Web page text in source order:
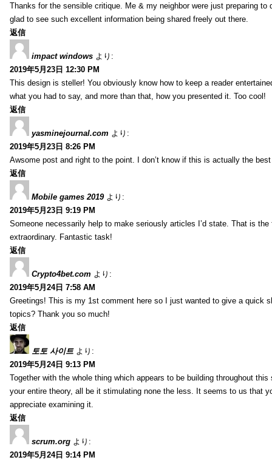
Thanks for the sensible critique. Me & my neighbor were just preparing
glad to see such excellent information being shared freely out there.
返信
impact windows より:
2019年5月23日 12:30 PM
This design is steller! You obviously know how to keep a reader
what you had to say, and more than that, how you presented it. Too cool!
返信
yasminejournal.com より:
2019年5月23日 8:26 PM
Awsome post and right to the point. I don’t know if this is actually the
返信
Mobile games 2019 より:
2019年5月23日 9:19 PM
Someone necessarily help to make seriously articles I’d state. That is
extraordinary. Fantastic task!
返信
Crypto4bet.com より:
2019年5月24日 7:58 AM
Greetings! This is my 1st comment here so I just wanted to give a quick
topics? Thank you so much!
返信
토토 사이트 より:
2019年5月24日 9:13 PM
Together with the whole thing which appears to be building throughout
your entire theory, all be it stimulating none the less. It seems to us that
appreciate examining it.
返信
scrum.org より:
2019年5月24日 9:14 PM